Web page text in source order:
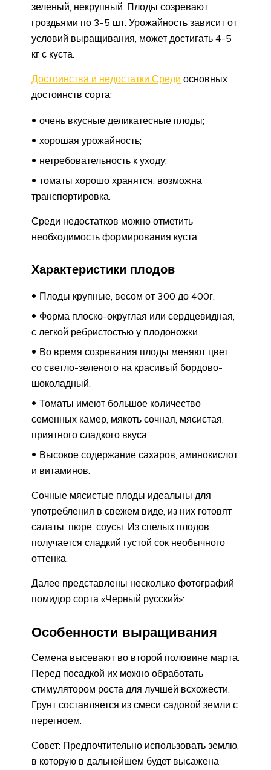
зеленый, некрупный. Плоды созревают
гроздьями по 3-5 шт. Урожайность зависит от
условий выращивания, может достигать 4-5
кг с куста.
Достоинства и недостатки Среди основных
достоинств сорта:
очень вкусные деликатесные плоды;
хорошая урожайность;
нетребовательность к уходу;
томаты хорошо хранятся, возможна
транспортировка.
Среди недостатков можно отметить
необходимость формирования куста.
Характеристики плодов
Плоды крупные, весом от 300 до 400г.
Форма плоско-округлая или сердцевидная,
с легкой ребристостью у плодоножки.
Во время созревания плоды меняют цвет
со светло-зеленого на красивый бордово-
шоколадный.
Томаты имеют большое количество
семенных камер, мякоть сочная, мясистая,
приятного сладкого вкуса.
Высокое содержание сахаров, аминокислот
и витаминов.
Сочные мясистые плоды идеальны для
употребления в свежем виде, из них готовят
салаты, пюре, соусы. Из спелых плодов
получается сладкий густой сок необычного
оттенка.
Далее представлены несколько фотографий
помидор сорта «Черный русский»:
Особенности выращивания
Семена высевают во второй половине марта.
Перед посадкой их можно обработать
стимулятором роста для лучшей всхожести.
Грунт составляется из смеси садовой земли с
перегноем.
Совет: Предпочтительно использовать землю,
в которую в дальнейшем будет высажена